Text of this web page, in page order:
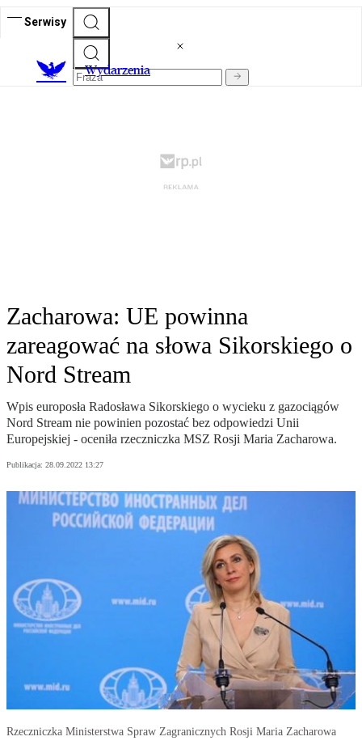
Serwisy
Wydarzenia
Zacharowa: UE powinna
zareagować na słowa Sikorskiego o
Nord Stream
Wpis europosła Radosława Sikorskiego o wycieku z gazociągów
Nord Stream nie powinien pozostać bez odpowiedzi Unii
Europejskiej - oceniła rzeczniczka MSZ Rosji Maria Zacharowa.
Publikacja: 28.09.2022 13:27
Rzeczniczka Ministerstwa Spraw Zagranicznych Rosji Maria Zacharowa